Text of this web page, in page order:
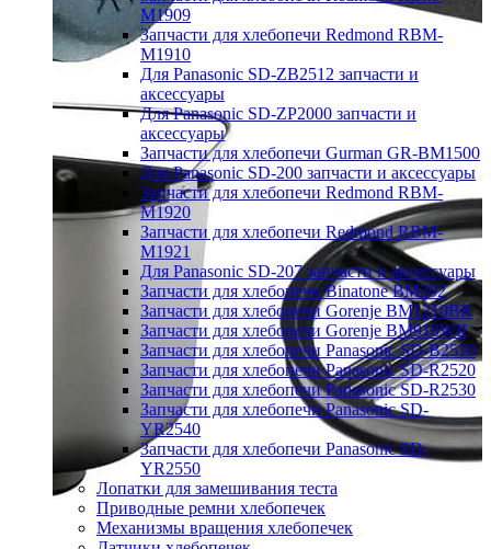
M1909
Запчасти для хлебопечи Redmond RBM-
M1910
Для Panasonic SD-ZB2512 запчасти и
аксессуары
Для Panasonic SD-ZP2000 запчасти и
аксессуары
Запчасти для хлебопечи Gurman GR-BM1500
Для Panasonic SD-200 запчасти и аксессуары
Запчасти для хлебопечи Redmond RBM-
M1920
Запчасти для хлебопечи Redmond RBM-
M1921
Для Panasonic SD-207 запчасти и аксессуары
Запчасти для хлебопечи Binatone BM202
Запчасти для хлебопечи Gorenje BM1210BK
Запчасти для хлебопечи Gorenje BM910WII
Запчасти для хлебопечи Panasonic SD-B2510
Запчасти для хлебопечи Panasonic SD-R2520
Запчасти для хлебопечи Panasonic SD-R2530
Запчасти для хлебопечи Panasonic SD-
YR2540
Запчасти для хлебопечи Panasonic SD-
YR2550
Лопатки для замешивания теста
Приводные ремни хлебопечек
Механизмы вращения хлебопечек